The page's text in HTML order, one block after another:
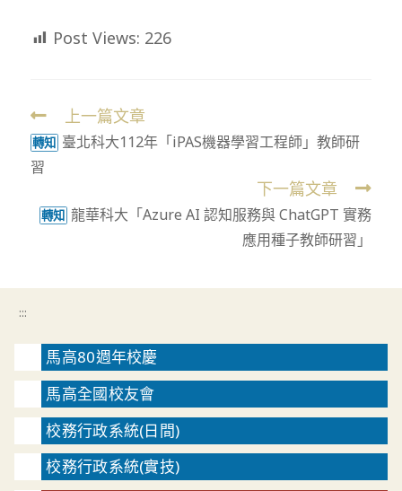
Post Views: 226
Read
more
articles
上一篇文章
轉知 臺北科大112年「iPAS機器學習工程師」教師研
習
下一篇文章
轉知 龍華科大「Azure AI 認知服務與 ChatGPT 實務
應用種子教師研習」
:::
馬高80週年校慶
馬高全國校友會
校務行政系統(日間)
校務行政系統(實技)